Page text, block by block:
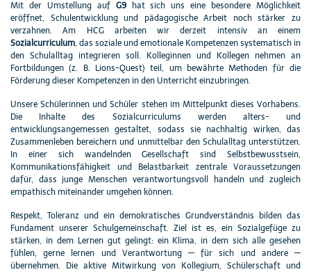
Mit der Umstellung auf G9hat sich uns eine besondere Möglichkeit
eröffnet, Schulentwicklung und pädagogische Arbeit noch stärker zu
verzahnen. Am HCG arbeiten wir derzeit intensiv an einem
Sozialcurriculum, das soziale und emotionale Kompetenzen systematisch in
den Schulalltag integrieren soll. Kolleginnen und Kollegen nehmen an
Fortbildungen (z. B. Lions-Quest) teil, um bewährte Methoden für die
Förderung dieser Kompetenzen in den Unterricht einzubringen.
Unsere Schülerinnen und Schüler stehen im Mittelpunkt dieses Vorhabens.
Die Inhalte des Sozialcurriculums werden alters- und
entwicklungsangemessen gestaltet, sodass sie nachhaltig wirken, das
Zusammenleben bereichern und unmittelbar den Schulalltag unterstützen.
In einer sich wandelnden Gesellschaft sind Selbstbewusstsein,
Kommunikationsfähigkeit und Belastbarkeit zentrale Voraussetzungen
dafür, dass junge Menschen verantwortungsvoll handeln und zugleich
empathisch miteinander umgehen können.
Respekt, Toleranz und ein demokratisches Grundverständnis bilden das
Fundament unserer Schulgemeinschaft. Ziel ist es, ein Sozialgefüge zu
stärken, in dem Lernen gut gelingt: ein Klima, in dem sich alle gesehen
fühlen, gerne lernen und Verantwortung — für sich und andere —
übernehmen. Die aktive Mitwirkung von Kollegium, Schülerschaft und